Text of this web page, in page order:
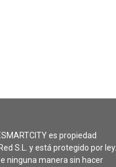
es propiedad
S.L. y está protegido por ley.
ninguna manera sin hacer